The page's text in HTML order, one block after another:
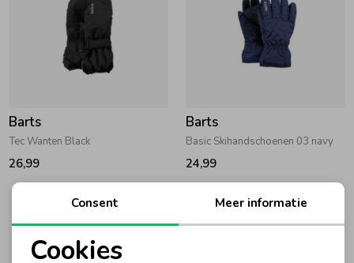
Barts
Tec Wanten Black
26,99
Barts
Basic Skihandschoenen 03 navy
24,99
Consent Meer informatie
Cookies